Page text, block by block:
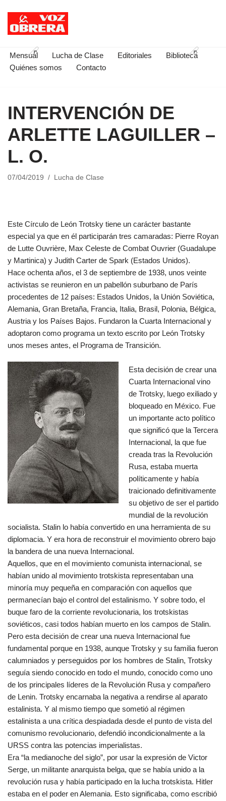
Saltar
contenido
Mensual Lucha de Clase Editoriales
Biblioteca
Quiénes somos
Contacto
INTERVENCIÓN DE
ARLETTE LAGUILLER –
L. O.
07/04/2019 Lucha de Clase
Este Círculo de León Trotsky tiene un carácter bastante
especial ya que en él participarán tres camaradas: Pierre Royan
de Lutte Ouvrière, Max Celeste de Combat Ouvrier (Guadalupe
y Martinica) y Judith Carter de Spark (Estados Unidos).
Hace ochenta años, el 3 de septiembre de 1938, unos veinte
activistas se reunieron en un pabellón suburbano de París
procedentes de 12 países: Estados Unidos, la Unión Soviética,
Alemania, Gran Bretaña, Francia, Italia, Brasil, Polonia, Bélgica,
Austria y los Países Bajos. Fundaron la Cuarta Internacional y
adoptaron como programa un texto escrito por León Trotsky
unos meses antes, el Programa de Transición.
Esta decisión de crear una
Cuarta Internacional vino
de Trotsky, luego exiliado y
bloqueado en México. Fue
un importante acto político
que significó que la Tercera
Internacional, la que fue
creada tras la Revolución
Rusa, estaba muerta
políticamente y había
traicionado definitivamente
su objetivo de ser el partido
mundial de la revolución
socialista. Stalin lo había convertido en una herramienta de su
diplomacia. Y era hora de reconstruir el movimiento obrero bajo
la bandera de una nueva Internacional.
Aquellos, que en el movimiento comunista internacional, se
habían unido al movimiento trotskista representaban una
minoría muy pequeña en comparación con aquellos que
permanecían bajo el control del estalinismo. Y sobre todo, el
buque faro de la corriente revolucionaria, los trotskistas
soviéticos, casi todos habían muerto en los campos de Stalin.
Pero esta decisión de crear una nueva Internacional fue
fundamental porque en 1938, aunque Trotsky y su familia fueron
calumniados y perseguidos por los hombres de Stalin, Trotsky
seguía siendo conocido en todo el mundo, conocido como uno
de los principales líderes de la Revolución Rusa y compañero
de Lenin. Trotsky encarnaba la negativa a rendirse al aparato
estalinista. Y al mismo tiempo que sometió al régimen
estalinista a una crítica despiadada desde el punto de vista del
comunismo revolucionario, defendió incondicionalmente a la
URSS contra las potencias imperialistas.
Era “la medianoche del siglo”, por usar la expresión de Victor
Serge, un militante anarquista belga, que se había unido a la
revolución rusa y había participado en la lucha trotskista. Hitler
estaba en el poder en Alemania. Esto significaba, como escribió